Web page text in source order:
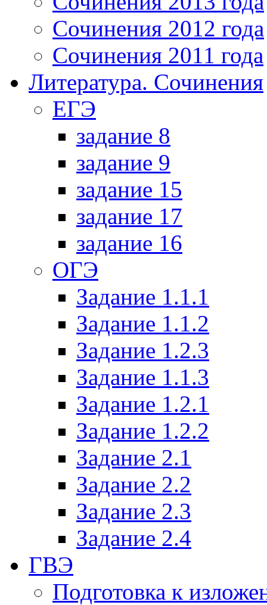
Сочинения 2012 года
Сочинения 2011 года
Литература. Сочинения
ЕГЭ
задание 8
задание 9
задание 15
задание 17
задание 16
ОГЭ
Задание 1.1.1
Задание 1.1.2
Задание 1.2.3
Задание 1.1.3
Задание 1.2.1
Задание 1.2.2
Задание 2.1
Задание 2.2
Задание 2.3
Задание 2.4
ГВЭ
Подготовка к